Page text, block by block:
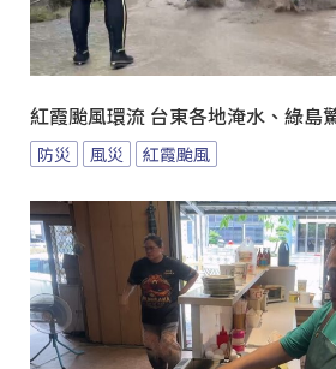
紅霞颱風環流 台東各地淹水、綠島
防災 風災 紅霞颱風